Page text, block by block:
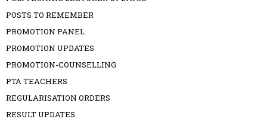
POSTS TO REMEMBER
PROMOTION PANEL
PROMOTION UPDATES
PROMOTION-COUNSELLING
PTA TEACHERS
REGULARISATION ORDERS
RESULT UPDATES